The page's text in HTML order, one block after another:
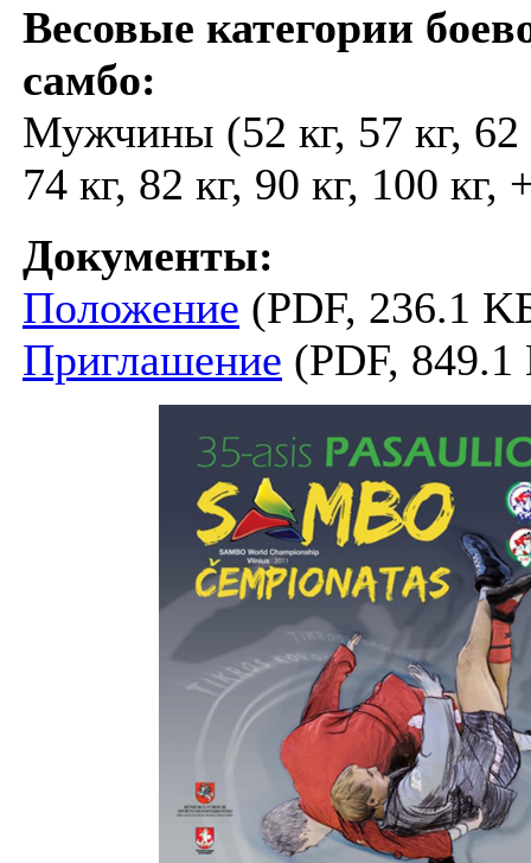
Весовые категории
самбо:
Мужчины (52 кг, 57 кг, 62
74 кг, 82 кг, 90 кг, 100 кг,
Документы:
Положение (PDF, 236.1
Приглашение (PDF,